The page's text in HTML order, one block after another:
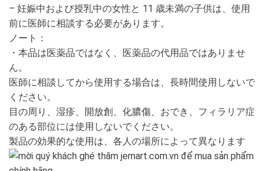
– 妊娠中および授乳中の女性と 11 歳未満の子供は、使用
前に医師に相談する必要があります。
ノート：
・本品は医薬品ではなく、医薬品の代用品ではありませ
ん。
医師に相談してから使用する場合は、長時間使用しないで
ください。
目の周り、湿疹、開放創、化膿傷、おでき、フィラリア症
のある部位には使用しないでください。
製品の効果的な使用は、各人の場所によって異なります